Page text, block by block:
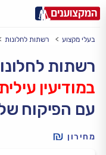
עירעיר: תל אביב, חיפה…
בעלי מקצוע רשתות לחלונות
רשתות
במודיעין
עם הפיקוח
מחירון